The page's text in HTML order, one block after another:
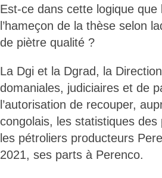
Est-ce dans cette logique
l’hameçon de la thèse selon
de piètre qualité ?
La Dgi et la Dgrad, la
domaniales, judiciaires et de
l’autorisation de recouper,
congolais, les statistiques
les pétroliers producteurs
2021, ses parts à Perenco.